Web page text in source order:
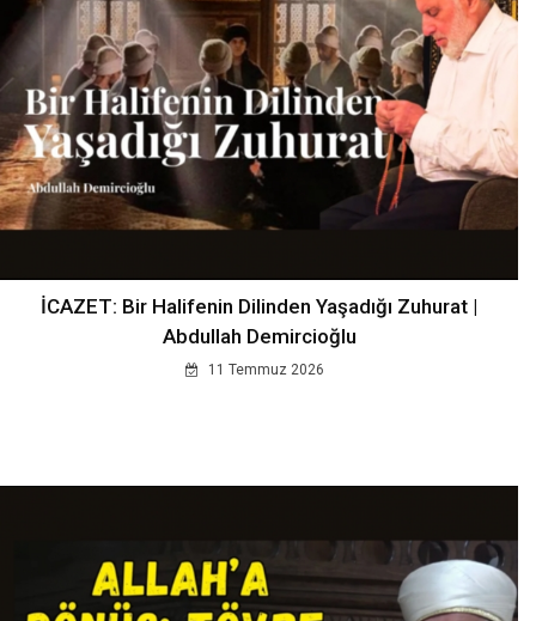
İCAZET: Bir Halifenin Dilinden Yaşadığı Zuhurat |
Abdullah Demircioğlu
11 Temmuz 2026